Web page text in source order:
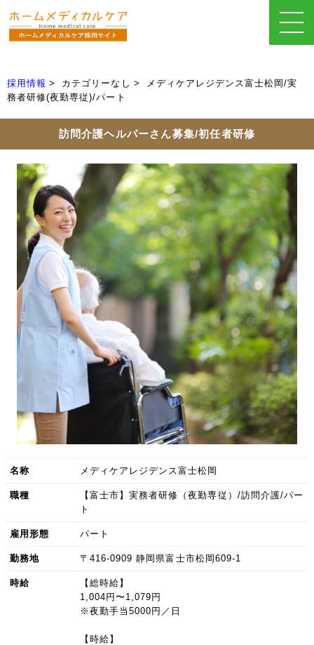
採用情報 カテゴリーなし
メディケアレジデンス富士松岡/実
務者研修(夜勤専従)/パート
訪問介護ヘルパーさん募集/初任者研修
名称 メディケアレジデンス富士松岡
職種
【富士市】実務者研修（夜勤専従）/訪問介護/パー
ト
雇用形態 パート
勤務地 〒416-0909 静岡県富士市松岡609-1
時給
【総時給】
1,004円〜1,079円
※夜勤手当5000円／日
【時給】